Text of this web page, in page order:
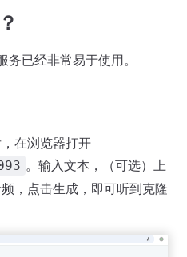
已经非常易于使用。
在浏览器打开
。输入文本，（可选）上
，点击生成，即可听到克隆